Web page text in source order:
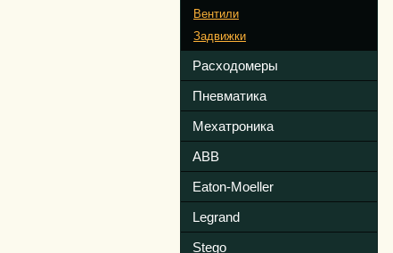
Вентили
Задвижки
Расходомеры
Пневматика
Мехатроника
ABB
Eaton-Moeller
Legrand
Stego